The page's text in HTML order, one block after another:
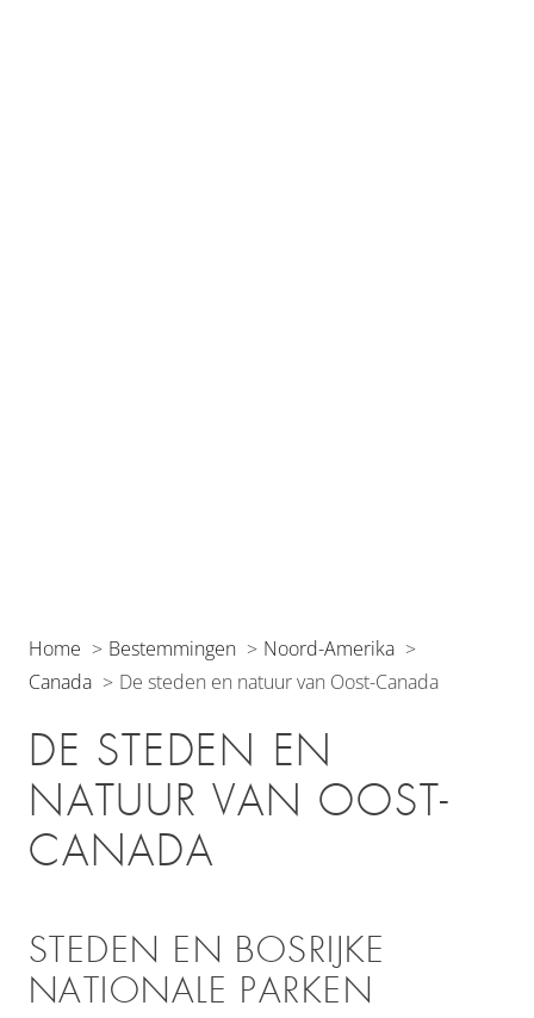
Home Bestemmingen
Noord-Amerika
Canada
De steden en natuur van Oost-Canada
DE STEDEN EN
NATUUR VAN OOST-
CANADA
STEDEN EN BOSRIJKE
NATIONALE PARKEN